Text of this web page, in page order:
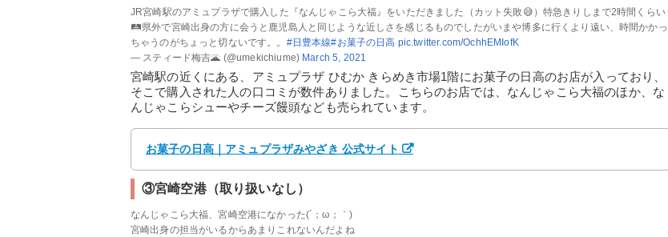
JR宮崎駅のアミュプラザで購入した『なんじゃこら大福』をいただきました（カット失敗😅）特急きりしまで2時間くらい
🛤県外で宮崎出身の方に会うと鹿児島人と同じような近しさを感じるものでしたがいまや博多に行くより遠い、時間かかっ
ちゃうのがちょっと切ないです。。 #日豊本線#お菓子の日高 pic.twitter.com/OchhEMIofK
— スティード梅吉🌋 (@umekichiume) March 5, 2021
宮崎駅の近くにある、アミュプラザ ひむか きらめき市場1階にお菓子の日高のお店が入っており、
そこで購入された人の口コミが数件ありました。こちらのお店では、なんじゃこら大福のほか、な
んじゃこらシューやチーズ饅頭なども売られています。
お菓子の日高｜アミュプラザみやざき 公式サイト
③宮崎空港（取り扱いなし）
なんじゃこら大福、宮崎空港になかった(´；ω；｀)
宮崎出身の担当がいるからあまりこれないんだよね